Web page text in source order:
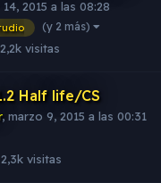
2015 a las 08:28
(y 2 más)
2,2k visitas
Half life/CS
, marzo 9, 2015 a las 00:31
2,3k visitas